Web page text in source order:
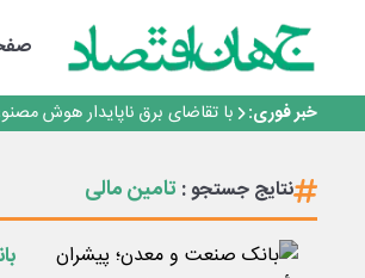
خبر فوری:
اینوتکس امسال با مدل جدید
رگولاتوری: اعمال ضریب ۲.۷ برای اینترنت بین‌الملل صحت ندارد
با تقاضای برق ناپایدار هوش
یک اشتباه کلاد، تمام اطلاعات
نتایج جستجو : تامین مالی